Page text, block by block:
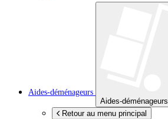
Aides-déménageurs
Aides-déménageurs
Retour au menu principal